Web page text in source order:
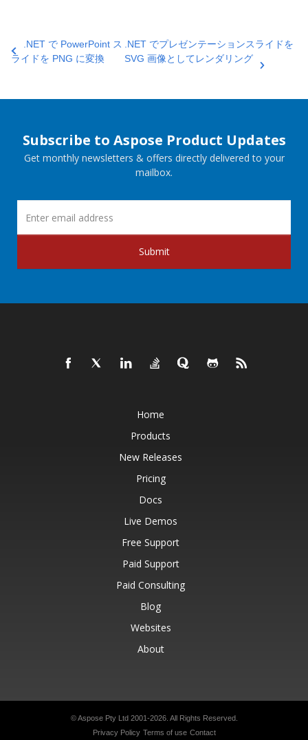
.NET で PowerPoint ス
ライドを PNG に変換
.NET でプレゼンテーションスライドを
SVG 画像としてレンダリング
Subscribe to Aspose Product Updates
Get monthly newsletters & offers directly delivered to your
mailbox.
Submit
Home
Products
New Releases
Pricing
Docs
Live Demos
Free Support
Paid Support
Paid Consulting
Blog
Websites
About
© Aspose Pty Ltd 2001-2026. All Rights Reserved.
Privacy Policy Terms of use Contact